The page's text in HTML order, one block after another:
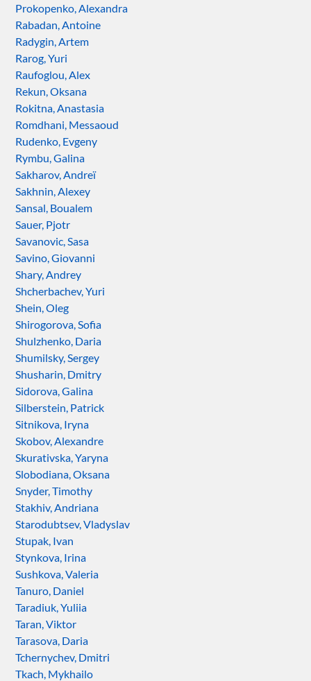
Prokopenko, Alexandra
Rabadan, Antoine
Radygin, Artem
Rarog, Yuri
Raufoglou, Alex
Rekun, Oksana
Rokitna, Anastasia
Romdhani, Messaoud
Rudenko, Evgeny
Rymbu, Galina
Sakharov, Andreï
Sakhnin, Alexey
Sansal, Boualem
Sauer, Pjotr
Savanovic, Sasa
Savino, Giovanni
Shary, Andrey
Shcherbachev, Yuri
Shein, Oleg
Shirogorova, Sofia
Shulzhenko, Daria
Shumilsky, Sergey
Shusharin, Dmitry
Sidorova, Galina
Silberstein, Patrick
Sitnikova, Iryna
Skobov, Alexandre
Skurativska, Yaryna
Slobodiana, Oksana
Snyder, Timothy
Stakhiv, Andriana
Starodubtsev, Vladyslav
Stupak, Ivan
Stynkova, Irina
Sushkova, Valeria
Tanuro, Daniel
Taradiuk, Yuliia
Taran, Viktor
Tarasova, Daria
Tchernychev, Dmitri
Tkach, Mykhailo